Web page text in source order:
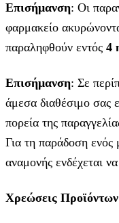
Επισήμανση: Οι
φαρμακείο
παραληφθούν εντός 4
Επισήμανση: Σε
άμεσα διαθέσιμο σας
πορεία της
Για τη παράδοση ενός
αναμονής ενδέχεται
Χρεώσεις Προϊόντων